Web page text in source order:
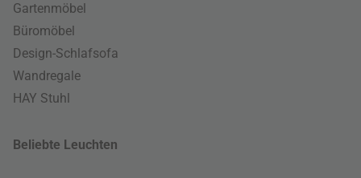
Gartenmöbel
Büromöbel
Design-Schlafsofa
Wandregale
HAY Stuhl
Beliebte Leuchten